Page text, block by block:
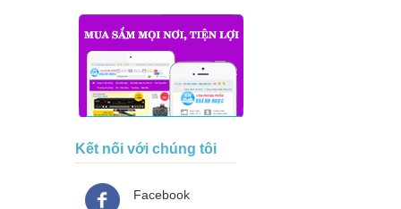
Kết nối với chúng tôi
Facebook